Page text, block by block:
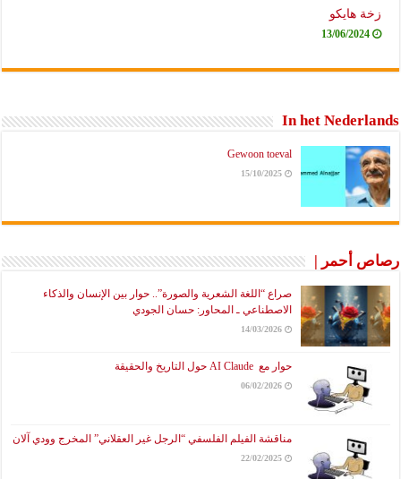
زخة هايكو
13/06/2024
In het Nederlands
Gewoon toeval
15/10/2025
رصاص أحمر |
صراع “اللغة الشعرية والصورة”.. حوار بين الإنسان والذكاء
الاصطناعي ـ المحاور: حسان الجودي
14/03/2026
حوار مع AI Claude حول التاريخ والحقيقة
06/02/2026
مناقشة الفيلم الفلسفي “الرجل غير العقلاني” المخرج وودي آلان
22/02/2025